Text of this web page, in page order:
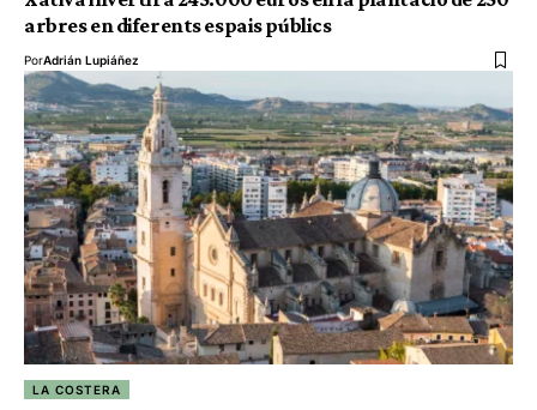
arbres en diferents espais públics
PorAdrián Lupiáñez
LA COSTERA